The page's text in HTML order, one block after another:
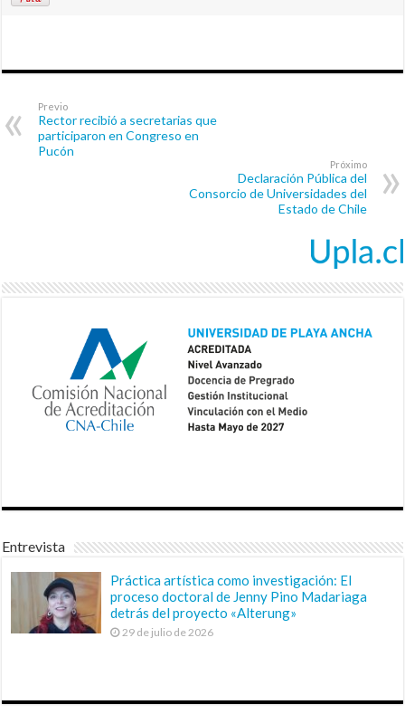
Previo
Rector recibió a secretarias que
participaron en Congreso en
Pucón
Próximo
Declaración Pública del
Consorcio de Universidades del
Estado de Chile
Entrevista
Práctica artística como investigación: El
proceso doctoral de Jenny Pino Madariaga
detrás del proyecto «Alterung»
29 de julio de 2026